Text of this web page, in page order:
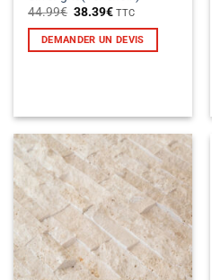
44.99€ Le
initial
était :
38.39€Le
actuel
est :
TTC
DEMANDER UN DEVIS